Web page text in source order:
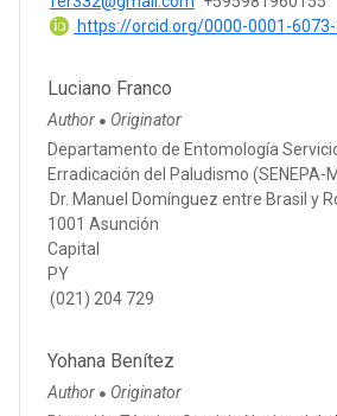
https://orcid.org/0000-0001-
Luciano Franco
Author ● Originator
Departamento de Entomología
Erradicación del Paludismo (SENEPA-
Dr. Manuel Domínguez entre Brasil y
1001 Asunción
Capital
PY
(021) 204 729
Yohana Benítez
Author ● Originator